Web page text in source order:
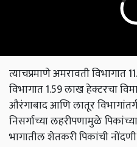
त्याचप्रमाणे अमरावती विभागात
विभागात 1.59 लाख हेक्टरचा
औरंगाबाद आणि लातूर
निसर्गाच्या लहरीपणामुळे
भागातील शेतकरी पिकांची